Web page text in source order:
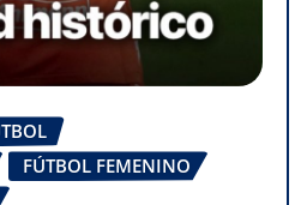
FÚTBOL FEMENINO